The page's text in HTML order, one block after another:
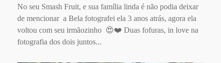
No seu Smash Fruit, e sua família linda é não podia deixar
de mencionar a Bela fotografei ela 3 anos atrás, agora ela
voltou com seu irmãozinho 😍❤️ Duas fofuras, in love na
fotografia dos dois juntos...